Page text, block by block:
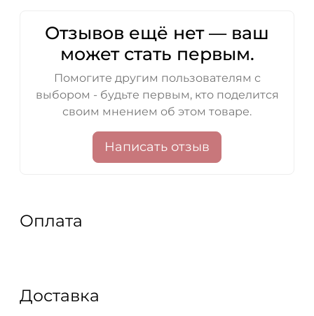
Отзывов ещё нет — ваш
может стать первым.
Помогите другим пользователям с
выбором - будьте первым, кто поделится
своим мнением об этом товаре.
Написать отзыв
Оплата
Доставка